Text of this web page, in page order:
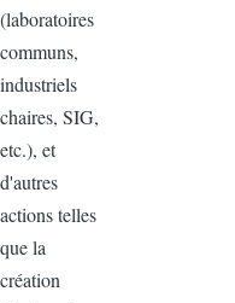
(laboratoires
communs,
industriels
chaires, SIG,
etc.), et
d'autres
actions telles
que la
création